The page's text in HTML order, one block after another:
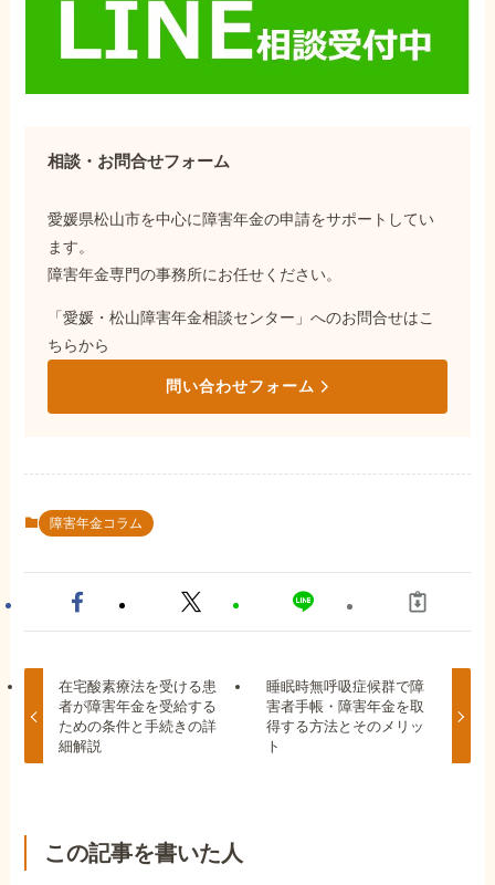
相談・お問合せフォーム
愛媛県松山市を中心に障害年金の申請をサポートしてい
ます。
障害年金専門の事務所にお任せください。
「愛媛・松山障害年金相談センター」へのお問合せはこ
ちらから
問い合わせフォーム
障害年金コラム
在宅酸素療法を受ける患
者が障害年金を受給する
ための条件と手続きの詳
細解説
睡眠時無呼吸症候群で障
害者手帳・障害年金を取
得する方法とそのメリッ
ト
この記事を書いた人